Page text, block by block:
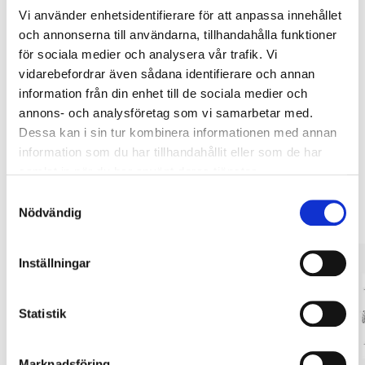
Vi använder enhetsidentifierare för att anpassa innehållet
och annonserna till användarna, tillhandahålla funktioner
för sociala medier och analysera vår trafik. Vi
vidarebefordrar även sådana identifierare och annan
information från din enhet till de sociala medier och
annons- och analysföretag som vi samarbetar med.
Dessa kan i sin tur kombinera informationen med annan
information som du har tillhandahållit eller som de har
Nödvändig
Inställningar
Statistik
Köp & Hämta
Köp & Hämta i ditt varuhus inom 2 timmar! För mer information om